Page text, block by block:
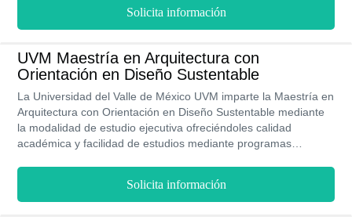
capacidad de pago y, lo mejor es que podrás acceder a una
beca de hasta un 55% en el costo de la colegiatura, por lo que
Solicita información
UVM Maestría en Arquitectura con
Orientación en Diseño Sustentable
La Universidad del Valle de México UVM imparte la Maestría en
Arquitectura con Orientación en Diseño Sustentable mediante
la modalidad de estudio ejecutiva ofreciéndoles calidad
académica y facilidad de estudios mediante programas
Solicita información